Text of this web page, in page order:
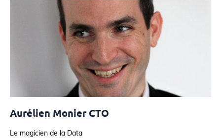
Aurélien Monier CTO
Le magicien de la Data